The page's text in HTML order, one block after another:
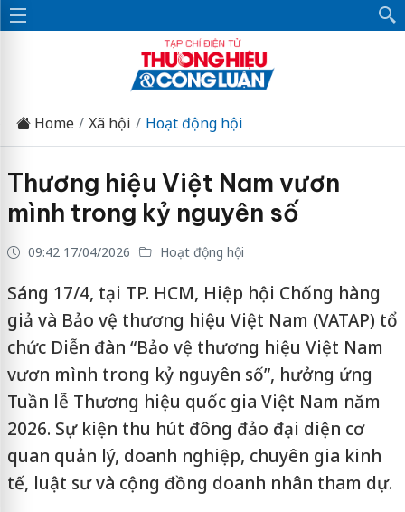
Home Xã hội Hoạt động hội
Thương hiệu Việt Nam vươn
mình trong kỷ nguyên số
09:42 17/04/2026 Hoạt động hội
Sáng 17/4, tại TP. HCM, Hiệp hội Chống hàng
giả và Bảo vệ thương hiệu Việt Nam (VATAP) tổ
chức Diễn đàn “Bảo vệ thương hiệu Việt Nam
vươn mình trong kỷ nguyên số”, hưởng ứng
Tuần lễ Thương hiệu quốc gia Việt Nam năm
2026. Sự kiện thu hút đông đảo đại diện cơ
quan quản lý, doanh nghiệp, chuyên gia kinh
tế, luật sư và cộng đồng doanh nhân tham dự.